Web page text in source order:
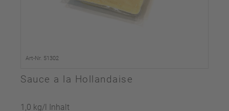
Art-Nr. 51302
Sauce a la Hollandaise
1,0 kg/l Inhalt